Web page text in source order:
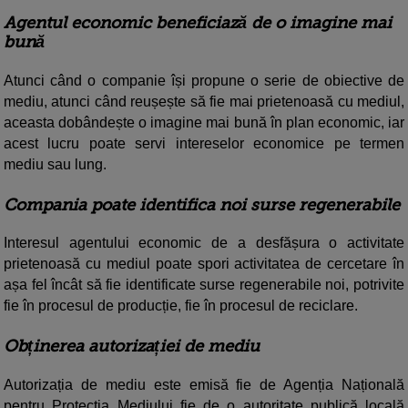
Agentul economic beneficiază de o imagine mai
bună
Atunci când o companie își propune o serie de obiective de
mediu, atunci când reușește să fie mai prietenoasă cu mediul,
aceasta dobândește o imagine mai bună în plan economic, iar
acest lucru poate servi intereselor economice pe termen
mediu sau lung.
Compania poate identifica noi surse regenerabile
Interesul agentului economic de a desfășura o activitate
prietenoasă cu mediul poate spori activitatea de cercetare în
așa fel încât să fie identificate surse regenerabile noi, potrivite
fie în procesul de producție, fie în procesul de reciclare.
Obținerea autorizației de mediu
Autorizația de mediu este emisă fie de Agenția Națională